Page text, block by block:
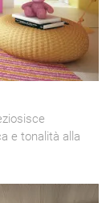
e tonalità alla